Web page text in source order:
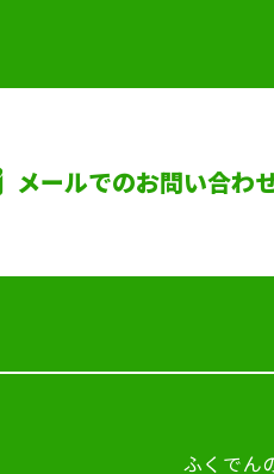
メールでのお問い合わ
ふくでん